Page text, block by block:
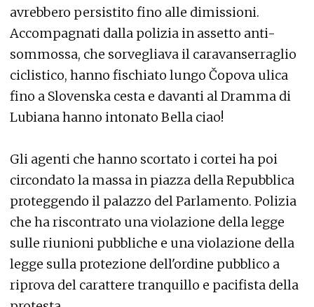
avrebbero persistito fino alle dimissioni.
Accompagnati dalla polizia in assetto anti-
sommossa, che sorvegliava il caravanserraglio
ciclistico, hanno fischiato lungo Čopova ulica
fino a Slovenska cesta e davanti al Dramma di
Lubiana hanno intonato Bella ciao!
Gli agenti che hanno scortato i cortei ha poi
circondato la massa in piazza della Repubblica
proteggendo il palazzo del Parlamento. Polizia
che ha riscontrato una violazione della legge
sulle riunioni pubbliche e una violazione della
legge sulla protezione dell'ordine pubblico a
riprova del carattere tranquillo e pacifista della